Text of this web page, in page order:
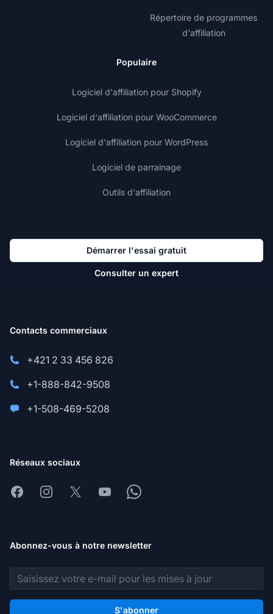
Répertoire de programmes
d'affiliation
Populaire
Logiciel d'affiliation pour Shopify
Logiciel d'affiliation pour WooCommerce
Logiciel d'affiliation pour WordPress
Logiciel de parrainage
Outils d'affiliation
Démarrer l'essai gratuit
Consulter un expert
Contacts commerciaux
+421 2 33 456 826
+1-888-842-9508
+1-508-469-5208
Réseaux sociaux
FacebookInstagram
X YoutubeWhatsapp
Abonnez-vous à notre newsletter
Adresse e-mail
S'abonner